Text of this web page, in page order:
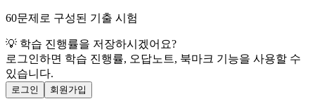
60문제로 구성된 기출 시험
💡 학습 진행률을 저장하시겠어요?
로그인하면 학습 진행률, 오답노트, 북마크 기능을 사용할 수
있습니다.
로그인 회원가입